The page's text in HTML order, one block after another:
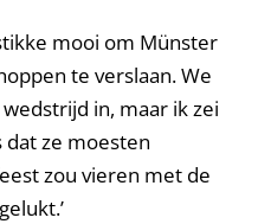
mooi om Münster
te verslaan. We
in, maar ik zei
ze moesten
zou vieren met de